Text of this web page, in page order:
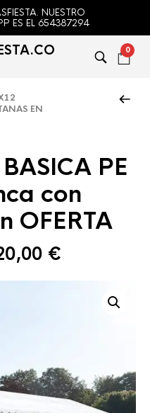
NUESTRO
ES EL 654387294
0
EN
PE
con
OFERTA
€El
actual